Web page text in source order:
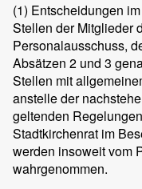
(1) Entscheidungen
Stellen der Mitglieder
Personalausschuss,
Absätzen 2 und 3
Stellen mit
anstelle der
geltenden
Stadtkirchenrat im
werden insoweit vom
wahrgenommen.